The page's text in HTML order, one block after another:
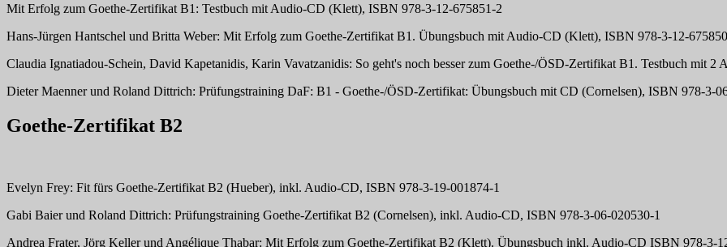
Mit Erfolg zum Goethe-Zertifikat B1: Testbuch mit Audio-CD (Klett), ISBN 978-3-12-675851-2
Hans-Jürgen Hantschel und Britta Weber: Mit Erfolg zum Goethe-Zertifikat B1. Übungsbuch mit Audio-CD (Klett), ISBN 978-3-12-
Claudia Ignatiadou-Schein, David Kapetanidis, Karin Vavatzanidis: So geht's noch besser zum Goethe-/ÖSD-Zertifikat B1. Testbuch mit
Dieter Maenner und Roland Dittrich: Prüfungstraining DaF: B1 - Goethe-/ÖSD-Zertifikat: Übungsbuch mit CD (Cornelsen), ISBN 978-3-
Goethe-Zertifikat B2
Evelyn Frey: Fit fürs Goethe-Zertifikat B2 (Hueber), inkl. Audio-CD, ISBN 978-3-19-001874-1
Gabi Baier und Roland Dittrich: Prüfungstraining Goethe-Zertifikat B2 (Cornelsen), inkl. Audio-CD, ISBN 978-3-06-020530-1
Andrea Frater, Jörg Keller und Angélique Thabar: Mit Erfolg zum Goethe-Zertifikat B2 (Klett). Übungsbuch inkl. Audio-CD ISBN 978-